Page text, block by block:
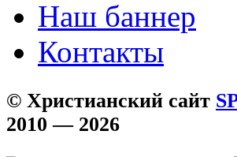
Наш баннер
Контакты
© Христианский сайт
2010 — 2026